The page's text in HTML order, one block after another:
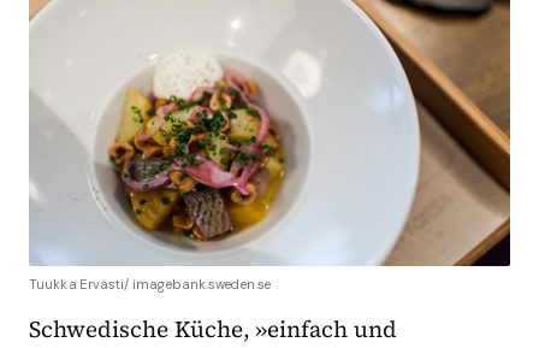
Tuukka Ervasti/ imagebank.sweden.se
Schwedische Küche, »einfach und